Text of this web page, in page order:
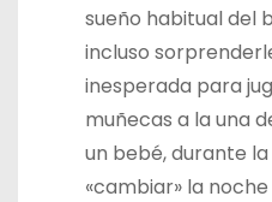
sueño habitual del
incluso
inesperada para
muñecas a la una
un bebé, durante
«cambiar» la